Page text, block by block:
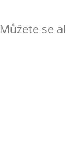
Můžete se